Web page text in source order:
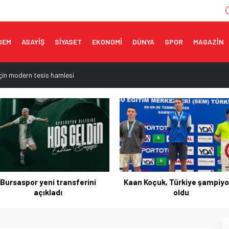
ASAYİŞ SİYASET EKONOMİ DÜNYA SPOR MAGAZİN
modern tesis hamlesi
geçit yok
şölen
taşınıyor
anlaşması imzalandı
Koçuk, Türkiye şampiyonu
oldu
UEFA’dan FIFA’ya boykot